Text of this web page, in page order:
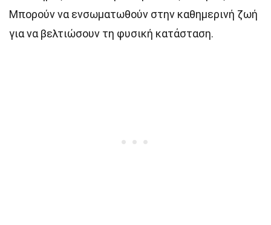
Μπορούν να ενσωματωθούν στην καθημερινή ζωή
για να βελτιώσουν τη φυσική κατάσταση.